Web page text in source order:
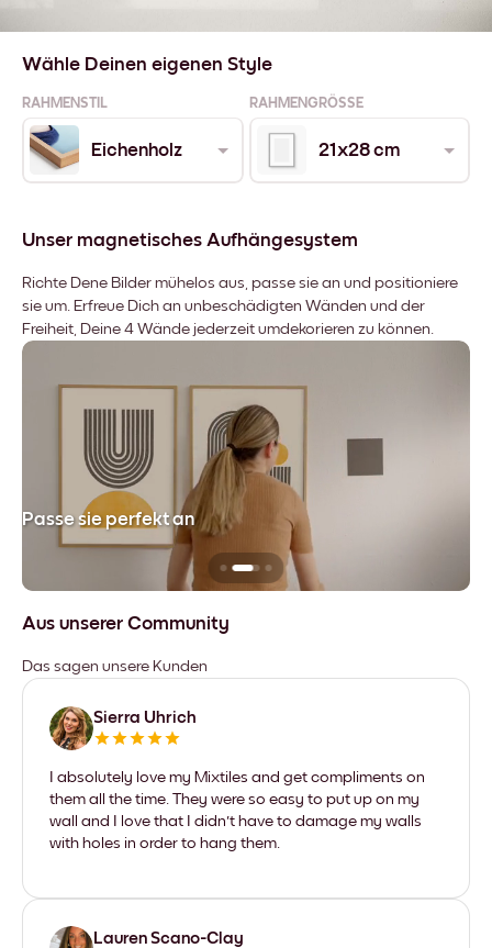
Wähle Deinen eigenen Style
RAHMENSTIL RAHMENGRÖSSE
Eichenholz 21x28 cm
Unser magnetisches Aufhängesystem
Richte Dene Bilder mühelos aus, passe sie an und positioniere
sie um. Erfreue Dich an unbeschädigten Wänden und der
Freiheit, Deine 4 Wände jederzeit umdekorieren zu können.
Passe sie perfekt an
Aus unserer Community
Das sagen unsere Kunden
Sierra Uhrich
I absolutely love my Mixtiles and get compliments on
them all the time. They were so easy to put up on my
wall and I love that I didn't have to damage my walls
with holes in order to hang them.
Lauren Scano-Clay